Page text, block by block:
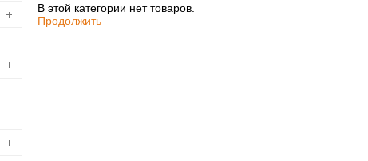
В этой категории нет товаров.
Продолжить